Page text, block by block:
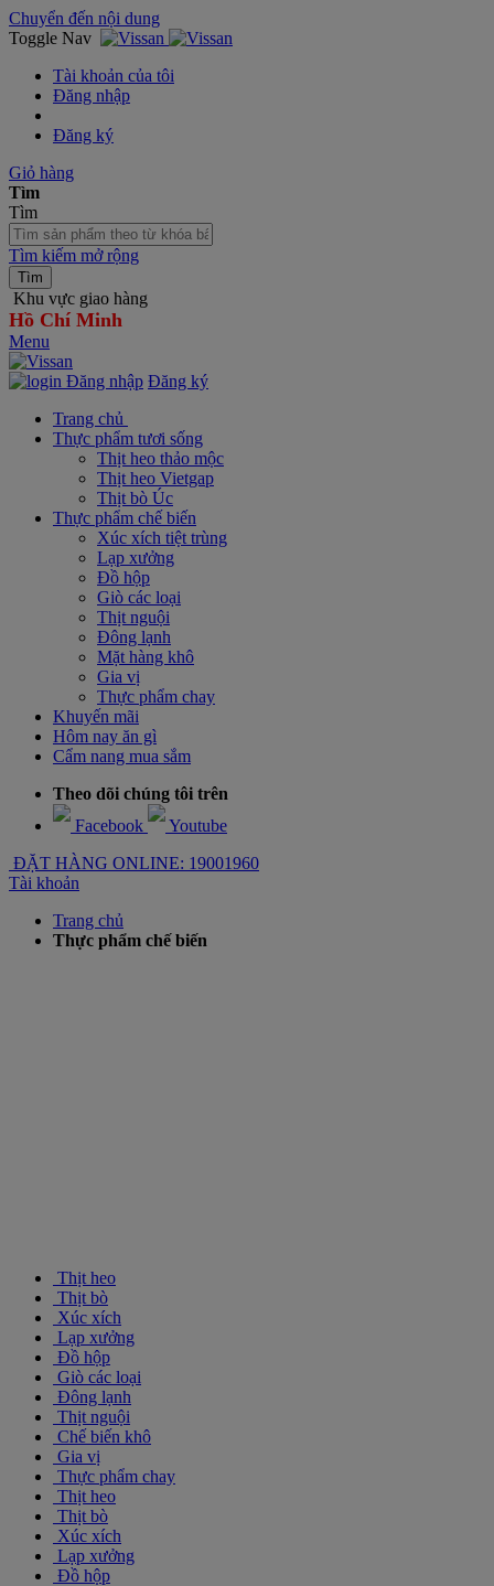
Chuyển đến nội dung
Toggle Nav
Tài khoản của tôi
Đăng nhập
Đăng ký
Giỏ hàng
Tìm
Tìm
Tìm kiếm mở rộng
Tìm
Khu vực giao hàng
Hồ Chí Minh
Menu
Đăng nhập Đăng ký
Trang chủ
Thực phẩm tươi sống
Thịt heo thảo mộc
Thịt heo Vietgap
Thịt bò Úc
Thực phẩm chế biến
Xúc xích tiệt trùng
Lạp xưởng
Đồ hộp
Giò các loại
Thịt nguội
Đông lạnh
Mặt hàng khô
Gia vị
Thực phẩm chay
Khuyến mãi
Hôm nay ăn gì
Cẩm nang mua sắm
Theo dõi chúng tôi trên
Facebook
Youtube
ĐẶT HÀNG ONLINE: 19001960
Tài khoản
Trang chủ
Thực phẩm chế biến
Thịt heo
Thịt bò
Xúc xích
Lạp xưởng
Đồ hộp
Giò các loại
Đông lạnh
Thịt nguội
Chế biến khô
Gia vị
Thực phẩm chay
Thịt heo
Thịt bò
Xúc xích
Lạp xưởng
Đồ hộp